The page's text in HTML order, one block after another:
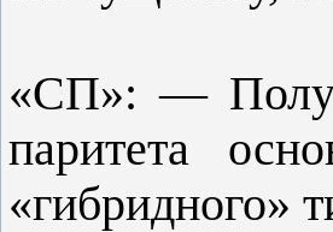
«СП»: —
паритета
«гибридного»